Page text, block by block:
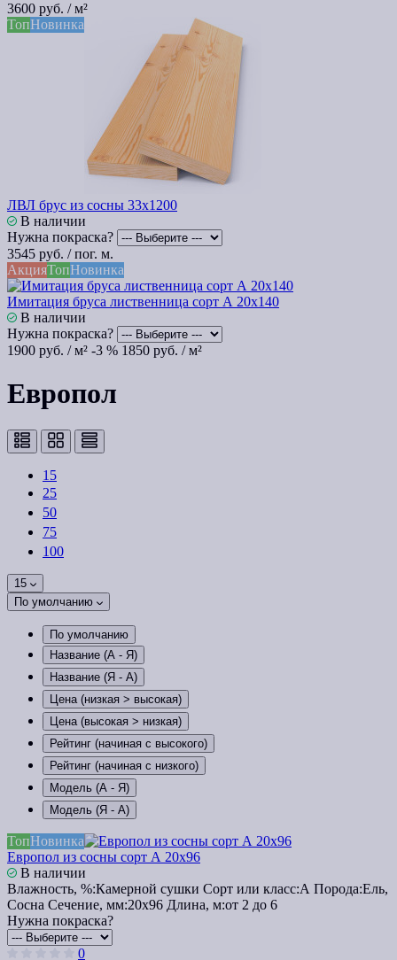
3600 руб. / м²
ТопНовинка
ЛВЛ брус из сосны 33х1200
В наличии
Нужна покраска?
3545 руб. / пог. м.
АкцияТопНовинка
Имитация бруса лиственница сорт А 20х140
В наличии
Нужна покраска?
1900 руб. / м² -3 % 1850 руб. / м²
Европол
15
25
50
75
100
15
По умолчанию
По умолчанию
Название (А - Я)
Название (Я - А)
Цена (низкая > высокая)
Цена (высокая > низкая)
Рейтинг (начиная с высокого)
Рейтинг (начиная с низкого)
Модель (А - Я)
Модель (Я - А)
ТопНовинка
Европол из сосны сорт А 20х96
В наличии
Влажность, %:Камерной сушки Сорт или класс:А Порода:Ель,
Сосна Сечение, мм:20x96 Длина, м:от 2 до 6
Нужна покраска?
0